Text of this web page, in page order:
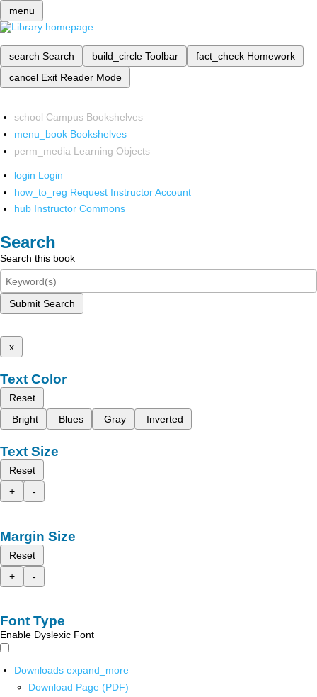
menu
search Search build_circle Toolbar fact_check Homework
cancel Exit Reader Mode
school Campus Bookshelves
menu_book Bookshelves
perm_media Learning Objects
login Login
how_to_reg Request Instructor Account
hub Instructor Commons
Search
Search this book
Submit Search
x
Text Color
Reset
Bright
Blues Gray Inverted
Text Size
Reset
+
-
Margin Size
Reset
+
-
Font Type
Enable Dyslexic Font
Downloads expand_more
Download Page (PDF)